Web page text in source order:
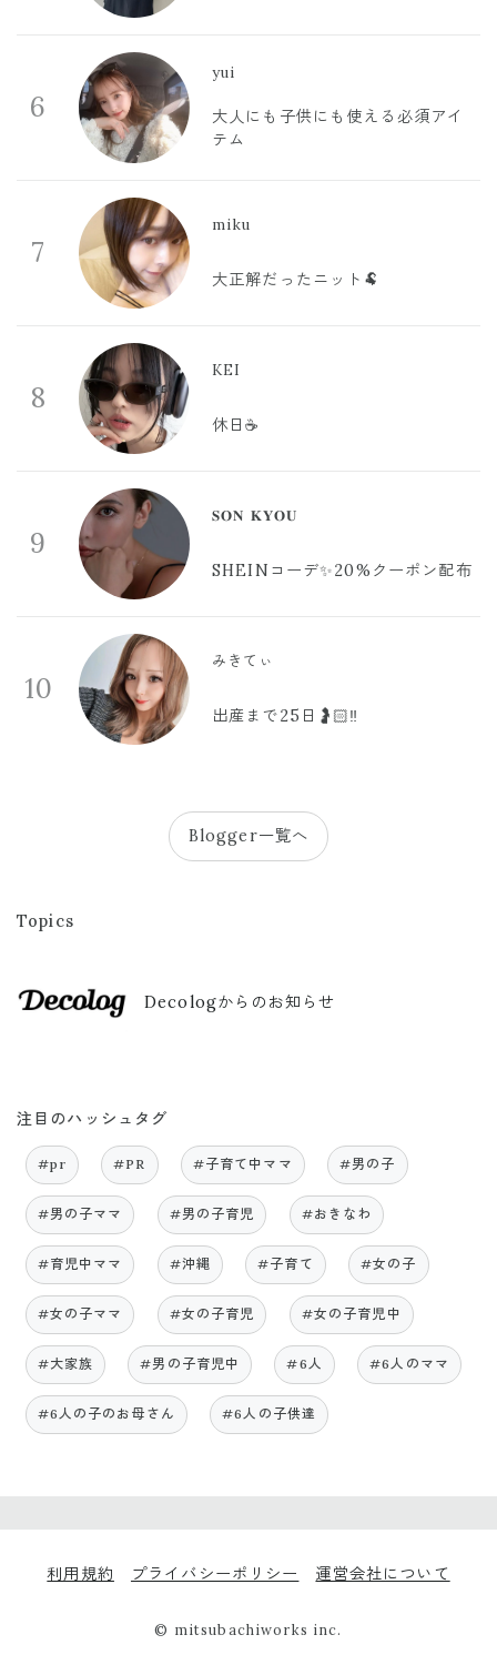
6
yui
大人にも子供にも使える必須アイ
テム
7
miku
大正解だったニット🐏
8
KEI
休日☕️
9
𝐒𝐎𝐍 𝐊𝐘𝐎𝐔
SHEINコーデ✨20%クーポン配布
10
みきてぃ
出産まで25日🤰🏻‼️
Blogger一覧へ
Topics
Decologからのお知らせ
注目のハッシュタグ
#pr #PR #子育て中ママ #男の子
#男の子ママ #男の子育児 #おきなわ
#育児中ママ #沖縄 #子育て #女の子
#女の子ママ #女の子育児 #女の子育児中
#大家族 #男の子育児中 #6人 #6人のママ
#6人の子のお母さん #6人の子供達
利用規約 プライバシーポリシー 運営会社について
© mitsubachiworks inc.